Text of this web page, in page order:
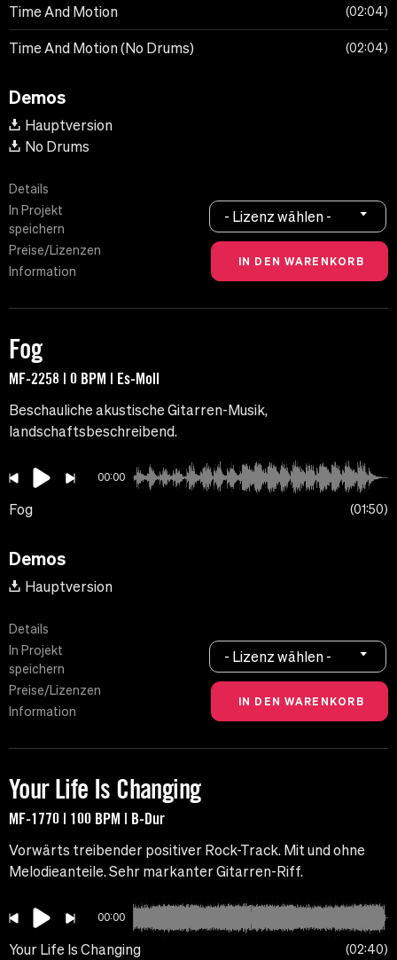
Time And Motion 02:04
Time And Motion (No Drums) 02:04
Demos
Hauptversion
No Drums
Details
In Projekt
speichern
Preise/Lizenzen
Information
- Lizenz wählen -
Fog
MF-2258 | 0 BPM | Es-Moll
Beschauliche akustische Gitarren-Musik,
landschaftsbeschreibend.
00:00
Fog 01:50
Demos
Hauptversion
Details
In Projekt
speichern
Preise/Lizenzen
Information
- Lizenz wählen -
Your Life Is Changing
MF-1770 | 100 BPM | B-Dur
Vorwärts treibender positiver Rock-Track. Mit und ohne
Melodieanteile. Sehr markanter Gitarren-Riff.
00:00
Your Life Is Changing 02:40